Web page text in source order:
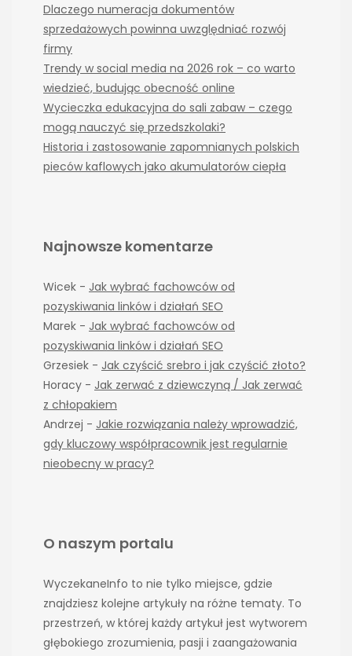
Dlaczego numeracja dokumentów
sprzedażowych powinna uwzględniać rozwój
firmy
Trendy w social media na 2026 rok – co warto
wiedzieć, budując obecność online
Wycieczka edukacyjna do sali zabaw – czego
mogą nauczyć się przedszkolaki?
Historia i zastosowanie zapomnianych polskich
pieców kaflowych jako akumulatorów ciepła
Najnowsze komentarze
Wicek - Jak wybrać fachowców od
pozyskiwania linków i działań SEO
Marek - Jak wybrać fachowców od
pozyskiwania linków i działań SEO
Grzesiek - Jak czyścić srebro i jak czyścić złoto?
Horacy - Jak zerwać z dziewczyną / Jak zerwać
z chłopakiem
Andrzej - Jakie rozwiązania należy wprowadzić,
gdy kluczowy współpracownik jest regularnie
nieobecny w pracy?
O naszym portalu
WyczekaneInfo to nie tylko miejsce, gdzie
znajdziesz kolejne artykuły na różne tematy. To
przestrzeń, w której każdy artykuł jest wytworem
głębokiego zrozumienia, pasji i zaangażowania